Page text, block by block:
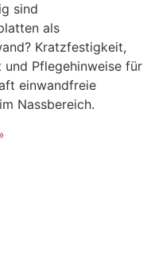
sind
als
Kratzfestigkeit,
und Pflegehinweise für
einwandfreie
Nassbereich.